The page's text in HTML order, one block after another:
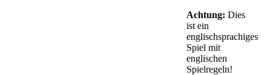
Achtung: Dies
ist ein
englischsprachiges
Spiel mit
englischen
Spielregeln!